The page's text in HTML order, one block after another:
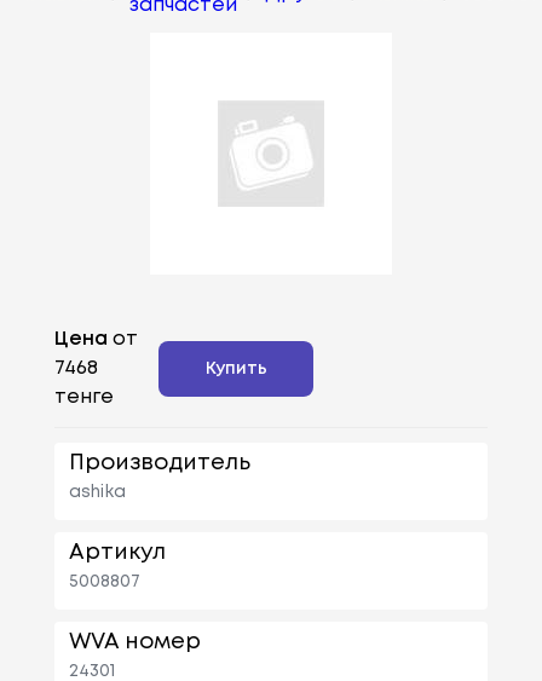
запчастей
Цена от
7468
тенге
Купить
Производитель
ashika
Артикул
5008807
WVA номер
24301